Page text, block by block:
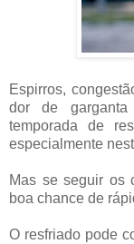
Espirros,
dor de
temporada de
especialmente
Mas se seguir os
boa chance de
O resfriado pode